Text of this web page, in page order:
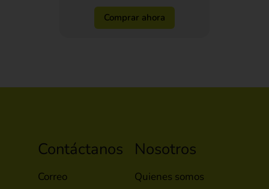
Comprar ahora
Contáctanos
Correo
Nosotros
Quienes somos